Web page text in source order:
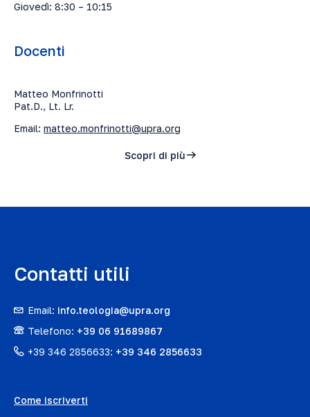
Giovedì: 8:30 – 10:15
Docenti
Matteo Monfrinotti
Pat.D., Lt. Lr.
Email: matteo.monfrinotti@upra.org
Scopri di più
Contatti utili
Email: info.teologia@upra.org
Telefono: +39 06 91689867
+39 346 2856633: +39 346 2856633
Come iscriverti